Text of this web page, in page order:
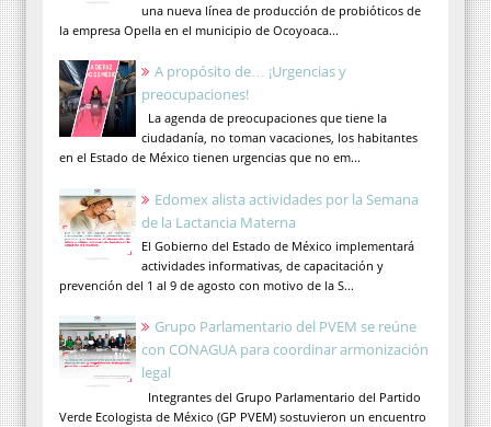
una nueva línea de producción de probióticos de
la empresa Opella en el municipio de Ocoyoaca...
A propósito de… ¡Urgencias y
preocupaciones!
La agenda de preocupaciones que tiene la
ciudadanía, no toman vacaciones, los habitantes
en el Estado de México tienen urgencias que no em...
Edomex alista actividades por la Semana
de la Lactancia Materna
El Gobierno del Estado de México implementará
actividades informativas, de capacitación y
prevención del 1 al 9 de agosto con motivo de la S...
Grupo Parlamentario del PVEM se reúne
con CONAGUA para coordinar armonización
legal
Integrantes del Grupo Parlamentario del Partido
Verde Ecologista de México (GP PVEM) sostuvieron un encuentro